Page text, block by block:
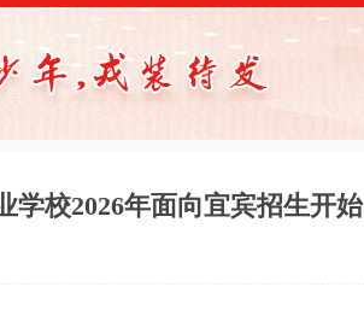
学校2026年面向宜宾招生开始